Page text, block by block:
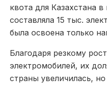
квота для Казахстана
составляла 15 тыс.
была освоена только
Благодаря резкому
электромобилей, их
страны увеличилась,